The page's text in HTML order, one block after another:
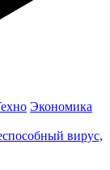
Экономика
вирус,